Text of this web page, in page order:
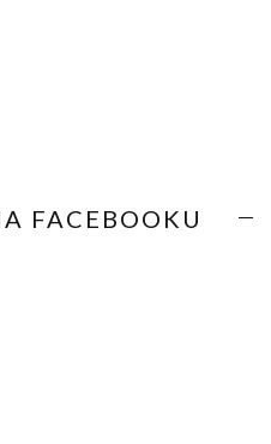
FACEBOOKU